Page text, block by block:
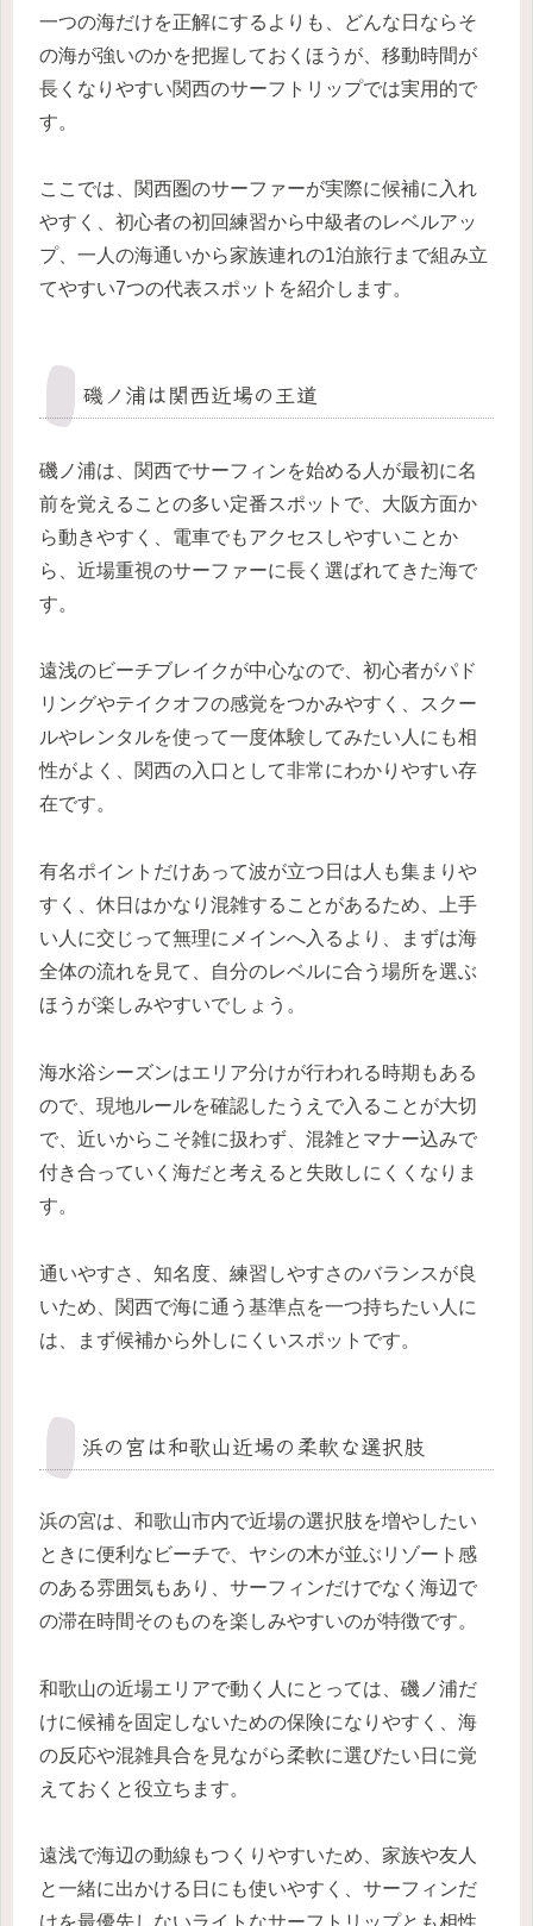
一つの海だけを正解にするよりも、どんな日ならそ
の海が強いのかを把握しておくほうが、移動時間が
長くなりやすい関西のサーフトリップでは実用的で
す。
ここでは、関西圏のサーファーが実際に候補に入れ
やすく、初心者の初回練習から中級者のレベルアッ
プ、一人の海通いから家族連れの1泊旅行まで組み立
てやすい7つの代表スポットを紹介します。
磯ノ浦は関西近場の王道
磯ノ浦は、関西でサーフィンを始める人が最初に名
前を覚えることの多い定番スポットで、大阪方面か
ら動きやすく、電車でもアクセスしやすいことか
ら、近場重視のサーファーに長く選ばれてきた海で
す。
遠浅のビーチブレイクが中心なので、初心者がパド
リングやテイクオフの感覚をつかみやすく、スクー
ルやレンタルを使って一度体験してみたい人にも相
性がよく、関西の入口として非常にわかりやすい存
在です。
有名ポイントだけあって波が立つ日は人も集まりや
すく、休日はかなり混雑することがあるため、上手
い人に交じって無理にメインへ入るより、まずは海
全体の流れを見て、自分のレベルに合う場所を選ぶ
ほうが楽しみやすいでしょう。
海水浴シーズンはエリア分けが行われる時期もある
ので、現地ルールを確認したうえで入ることが大切
で、近いからこそ雑に扱わず、混雑とマナー込みで
付き合っていく海だと考えると失敗しにくくなりま
す。
通いやすさ、知名度、練習しやすさのバランスが良
いため、関西で海に通う基準点を一つ持ちたい人に
は、まず候補から外しにくいスポットです。
浜の宮は和歌山近場の柔軟な選択肢
浜の宮は、和歌山市内で近場の選択肢を増やしたい
ときに便利なビーチで、ヤシの木が並ぶリゾート感
のある雰囲気もあり、サーフィンだけでなく海辺で
の滞在時間そのものを楽しみやすいのが特徴です。
和歌山の近場エリアで動く人にとっては、磯ノ浦だ
けに候補を固定しないための保険になりやすく、海
の反応や混雑具合を見ながら柔軟に選びたい日に覚
えておくと役立ちます。
遠浅で海辺の動線もつくりやすいため、家族や友人
と一緒に出かける日にも使いやすく、サーフィンだ